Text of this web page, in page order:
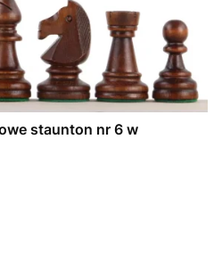
staunton nr 6 w